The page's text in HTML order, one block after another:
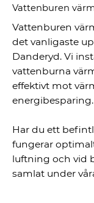
Vattenburen
Vattenburen
det vanligaste
Danderyd. Vi
vattenburna
effektivt mot
energibesparing.
Har du ett
fungerar
luftning och vid
samlat under